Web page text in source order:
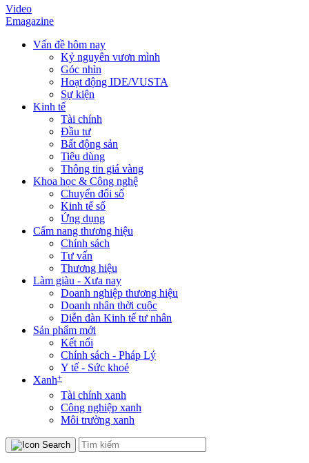
Video
Emagazine
Vấn đề hôm nay
Kỷ nguyên vươn mình
Góc nhìn
Hoạt động IDE/VUSTA
Sự kiện
Kinh tế
Tài chính
Đầu tư
Bất động sản
Tiêu dùng
Thông tin giá vàng
Khoa học & Công nghệ
Chuyển đổi số
Kinh tế số
Ứng dụng
Cẩm nang thương hiệu
Chính sách
Tư vấn
Thương hiệu
Làm giàu - Xưa nay
Doanh nghiệp thương hiệu
Doanh nhân thời cuộc
Diễn đàn Kinh tế tư nhân
Sản phẩm mới
Kết nối
Chính sách - Pháp Lý
Y tế - Sức khoẻ
Xanh+
Tài chính xanh
Công nghiệp xanh
Môi trường xanh